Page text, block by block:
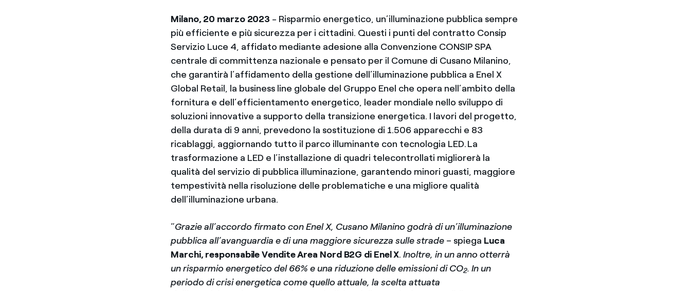
Milano, 20 marzo 2023 - Risparmio energetico, un’illuminazione pubblica sempre
più efficiente e più sicurezza per i cittadini. Questi i punti del contratto Consip
Servizio Luce 4, affidato mediante adesione alla Convenzione CONSIP SPA
centrale di committenza nazionale e pensato per il Comune di Cusano Milanino,
che garantirà l’affidamento della gestione dell’illuminazione pubblica a Enel X
Global Retail, la business line globale del Gruppo Enel che opera nell’ambito della
fornitura e dell’efficientamento energetico, leader mondiale nello sviluppo di
soluzioni innovative a supporto della transizione energetica. I lavori del progetto,
della durata di 9 anni, prevedono la sostituzione di 1.506 apparecchi e 83
ricablaggi, aggiornando tutto il parco illuminante con tecnologia LED. La
trasformazione a LED e l’installazione di quadri telecontrollati migliorerà la
qualità del servizio di pubblica illuminazione, garantendo minori guasti, maggiore
tempestività nella risoluzione delle problematiche e una migliore qualità
dell’illuminazione urbana.
“Grazie all’accordo firmato con Enel X, Cusano Milanino godrà di un’illuminazione
pubblica all’avanguardia e di una maggiore sicurezza sulle strade – spiega Luca
Marchi, responsabile Vendite Area Nord B2G di Enel X.Inoltre, in un anno otterrà
un risparmio energetico del 66% e una riduzione delle emissioni di CO2. In un
periodo di crisi energetica come quello attuale, la scelta attuata